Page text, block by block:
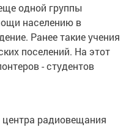
одной группы
населению в
Ранее такие учения
поселений. На этот
- студентов
радиовещания